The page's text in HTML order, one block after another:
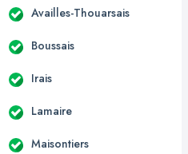
Availles-Thouarsais
Boussais
Irais
Lamaire
Maisontiers